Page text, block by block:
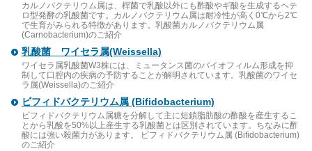
カルノバクテリウム属は、桿菌で乳酸以外にも酢酸やギ酸を生成するヘテ
ロ型発酵の乳酸菌です。カルノバクテリウム属は耐冷性が高く0℃から2℃
で生育がみられる特徴があります。乳酸菌カルノバクテリウム属
(Carnobacterium)のご紹介
乳酸菌 ワイセラ属(Weissella)
ワイセラ属乳酸菌W3株には、ミュータンス菌のバイオフィルム形成を抑
制して口腔内の疾病の予防することが解明されています。乳酸菌のワイセ
ラ属(Weissella)のご紹介
ビフィドバクテリウム属 (Bifidobacterium)
ビフィドバクテリウム属糖を分解して主に短鎖脂肪酸の酢酸を産生するこ
とから乳酸を50%以上産生する乳酸菌とは区別されています。ちなみに酢
酸には強い殺菌力があります。 ビフィドバクテリウム属 (Bifidobacterium)
のご紹介